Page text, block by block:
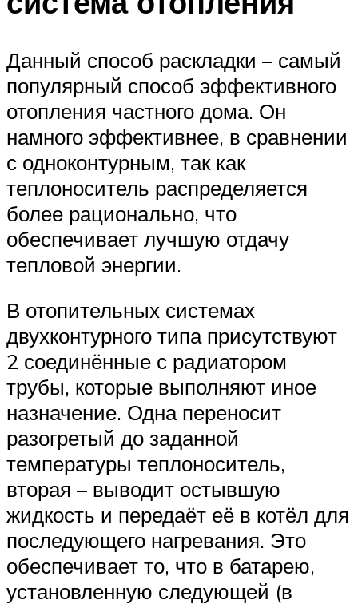
Данный способ раскладки – самый
популярный способ эффективного
отопления частного дома. Он
намного эффективнее, в сравнении
с одноконтурным, так как
теплоноситель распределяется
более рационально, что
обеспечивает лучшую отдачу
тепловой энергии.
В отопительных системах
двухконтурного типа присутствуют
2 соединённые с радиатором
трубы, которые выполняют иное
назначение. Одна переносит
разогретый до заданной
температуры теплоноситель,
вторая – выводит остывшую
жидкость и передаёт её в котёл для
последующего нагревания. Это
обеспечивает то, что в батарею,
установленную следующей (в